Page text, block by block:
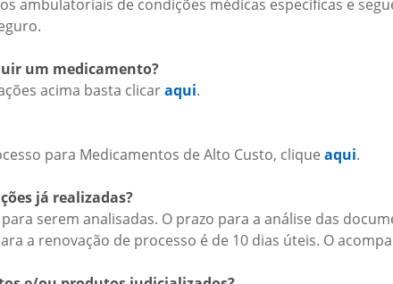
ambulatoriais de condições médicas específicas e
um medicamento?
acima basta clicaraqui.
para Medicamentos de Alto Custo, clique aqui.
já realizadas?
serem analisadas. O prazo para a análise das
a renovação de processo é de 10 dias úteis. O